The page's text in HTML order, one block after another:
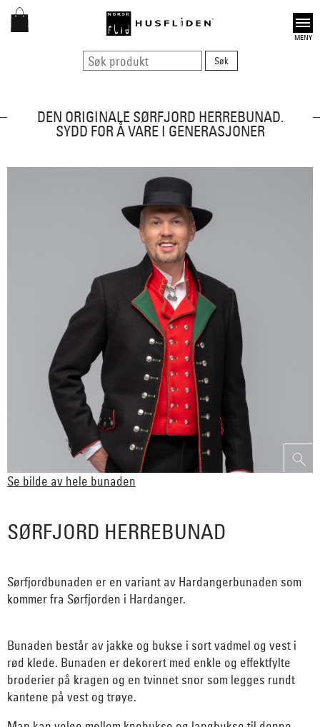
Open
DEN ORIGINALE SØRFJORD HERREBUNAD.
SYDD FOR Å VARE I GENERASJONER
Se bilde av hele bunaden
SØRFJORD HERREBUNAD
Sørfjordbunaden er en variant av Hardangerbunaden som
kommer fra Sørfjorden i Hardanger.
Bunaden består av jakke og bukse i sort vadmel og vest i
rød klede. Bunaden er dekorert med enkle og effektfylte
broderier på kragen og en tvinnet snor som legges rundt
kantene på vest og trøye.